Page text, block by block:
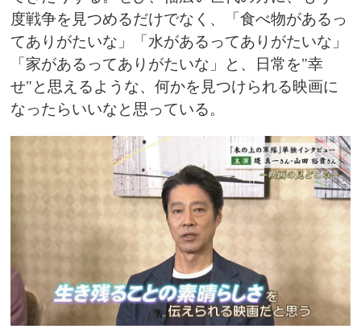
度戦争を見つめるだけでなく、「食べ物があるっ
てありがたいな」「水があるってありがたいな」
「家があるってありがたいな」と、日常を"幸
せ"と思えるような、何かを見つけられる映画に
なったらいいなと思っている。